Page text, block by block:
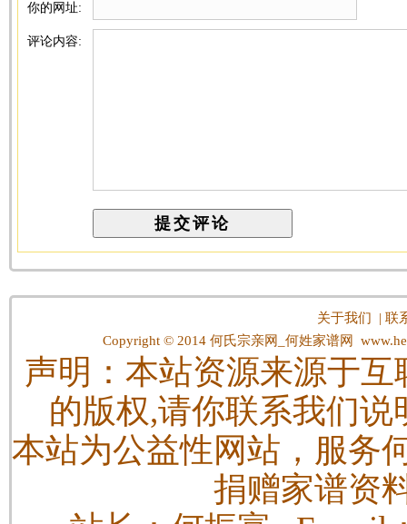
你的网址:
评论内容:
关于我们 |联
Copyright © 2014 何氏宗亲网_何姓家谱网
声明：本站资源来源于
的版权,请你联系我们
本站为公益性网站，服务
捐赠家谱资